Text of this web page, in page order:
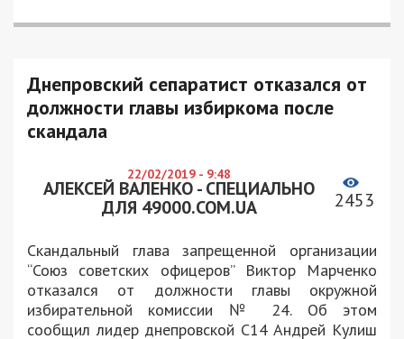
Днепровский сепаратист отказался от
должности главы избиркома после
скандала
22/02/2019 - 9:48
АЛЕКСЕЙ ВАЛЕНКО - СПЕЦИАЛЬНО
ДЛЯ 49000.COM.UA
2453
Скандальный глава запрещенной организации
“Союз советских офицеров” Виктор Марченко
отказался от должности главы окружной
избирательной комиссии № 24. Об этом
сообщил лидер днепровской С14 Андрей Кулиш